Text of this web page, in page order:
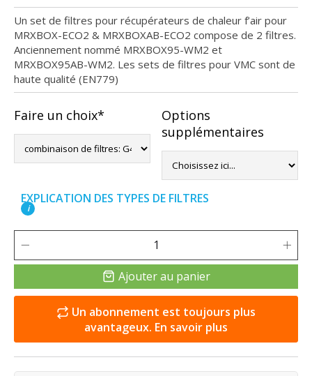
Un set de filtres pour récupérateurs de chaleur f’air pour
MRXBOX-ECO2 & MRXBOXAB-ECO2 compose de 2 filtres.
Anciennement nommé MRXBOX95-WM2 et
MRXBOX95AB-WM2. Les sets de filtres pour VMC sont de
haute qualité (EN779)
Faire un choix*
Options
supplémentaires
EXPLICATION DES TYPES DE FILTRES
i
Ajouter au panier
Un abonnement est toujours plus
avantageux. En savoir plus